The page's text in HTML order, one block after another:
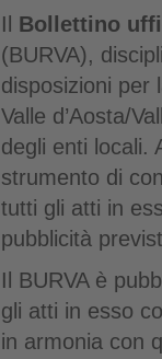
Il Bollettino
(BURVA),
disposizioni per
Valle d’Aosta/
degli enti locali.
strumento di
tutti gli atti in
pubblicità
Il BURVA è
gli atti in esso
in armonia con